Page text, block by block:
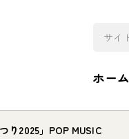
ホーム
り2025」POP MUSIC